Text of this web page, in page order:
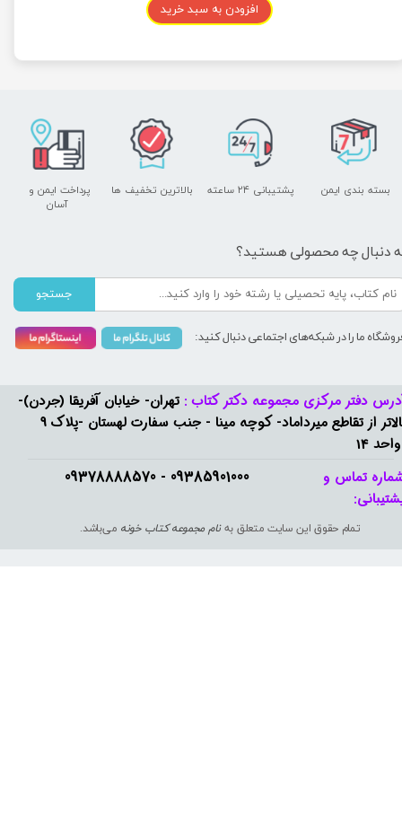
افزودن به سبد خرید
09385901000 - 09378888570​​​​​​​
دفتر مرکزی مجموعه دکتر کتاب : تهران- خیابان آفریقا (جردن)-
بالاتر از تقاطع میرداماد- کوچه مینا - جنب سفارت لهستان -پلاک 9
14
تمام حقوق این سایت متعلق بهنام مجموعه کتاب خونه می‌باشد.
تماس و
پشتیبانی ۲۴ ساعته
پرداخت ایمن و ​​​​​​​
آسان
بسته بندی ایمن بالاترین تخفیف ها
دنبال چه محصولی هستید؟
جستجو
ما را در شبکه‌های اجتماعی دنبال کنید: